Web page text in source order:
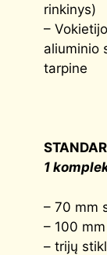
rinkinys)
–
aliuminio
tarpine
1
– 70 mm
– 100
– trijų